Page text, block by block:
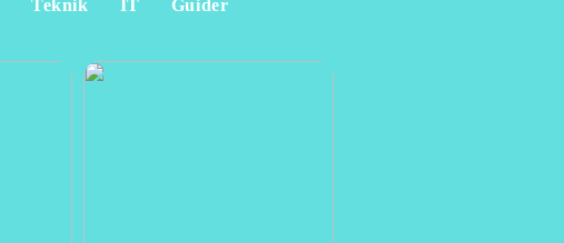
Teknik IT Guider